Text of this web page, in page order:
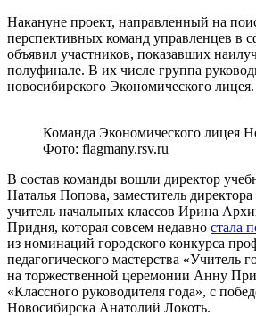
Накануне проект, направленный на
перспективных команд управленцев в
объявил участников, показавших
полуфинале. В их числе группа
новосибирского Экономического лицея.
Команда Экономического лицея
Фото: flagmany.rsv.ru
В состав команды вошли директор
Наталья Попова, заместитель
учитель начальных классов Ирина
Придня, которая совсем недавно стала
из номинаций городского конкурса
педагогического мастерства «Учитель
на торжественной церемонии Анну
«Классного руководителя года», с
Новосибирска Анатолий Локоть.